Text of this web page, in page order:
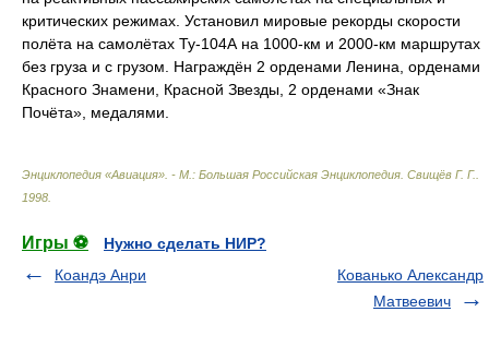
критических режимах. Установил мировые рекорды скорости
полёта на самолётах Ту-104А на 1000-км и 2000-км маршрутах
без груза и с грузом. Награждён 2 орденами Ленина, орденами
Красного Знамени, Красной Звезды, 2 орденами «Знак
Почёта», медалями.
Энциклопедия «Авиация». - М.: Большая Российская Энциклопедия Свищёв Г. Г.
1998
Игры ⚽
Нужно сделать НИР?
Коандэ Анри
Кованько Александр
Матвеевич